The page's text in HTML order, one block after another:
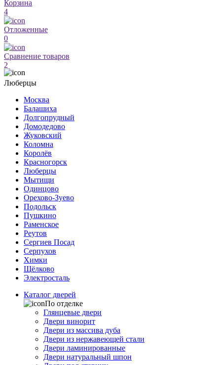
Корзина
4
Отложенные
0
Сравнение товаров
2
Люберцы
Москва
Балашиха
Долгопрудный
Домодедово
Жуковский
Коломна
Королёв
Красногорск
Люберцы
Мытищи
Одинцово
Орехово-Зуево
Подольск
Пушкино
Раменское
Реутов
Сергиев Посад
Серпухов
Химки
Щёлково
Электросталь
Каталог дверей
По отделке
Глянцевые двери
Двери винорит
Двери из массива дуба
Двери из нержавеющей стали
Двери ламинированные
Двери натуральный шпон